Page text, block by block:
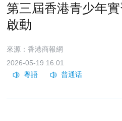
第三屆香港青少年
啟動
來源：香港商報網
2026-05-19 16:01